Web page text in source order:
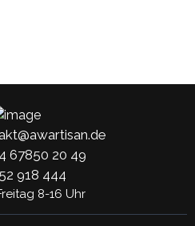
67850 20 49
918 444
8-16 Uhr